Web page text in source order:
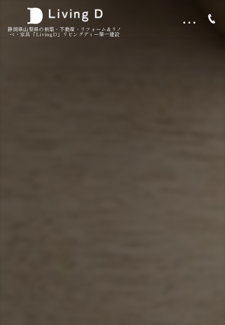
静岡県山梨県の新築・不動産・リフォーム＆リノ
ベ・家具「LivingD」リビングディー第一建設
…